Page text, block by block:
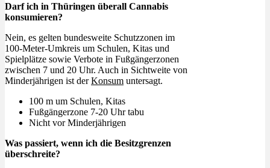
Darf ich in Thüringen überall Cannabis
konsumieren?
Nein, es gelten bundesweite Schutzzonen im
100-Meter-Umkreis um Schulen, Kitas und
Spielplätze sowie Verbote in Fußgängerzonen
zwischen 7 und 20 Uhr. Auch in Sichtweite von
Minderjährigen ist derKonsum untersagt.
100 m um Schulen, Kitas
Fußgängerzone 7-20 Uhr tabu
Nicht vor Minderjährigen
Was passiert, wenn ich die Besitzgrenzen
überschreite?